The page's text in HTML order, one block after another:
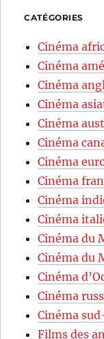
CATÉGORIES
Cinéma
Cinéma
Cinéma
Cinéma
Cinéma
Cinéma
Cinéma
Cinéma
Cinéma
Cinéma
Cinéma du
Cinéma du
Cinéma
Cinéma
Cinéma
Films des